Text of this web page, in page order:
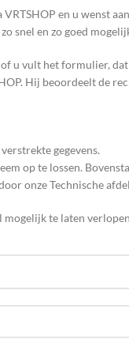
en u wenst
snel en zo goed
u vult het formulier,
Hij beoordeelt de
gegevens.
op te lossen.
onze Technische
te laten